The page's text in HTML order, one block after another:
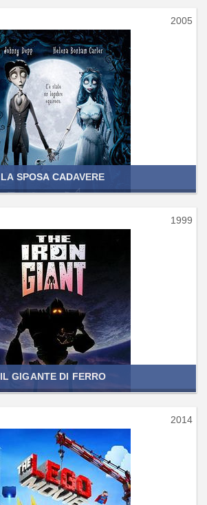
2005
LA SPOSA CADAVERE
1999
IL GIGANTE DI FERRO
2014